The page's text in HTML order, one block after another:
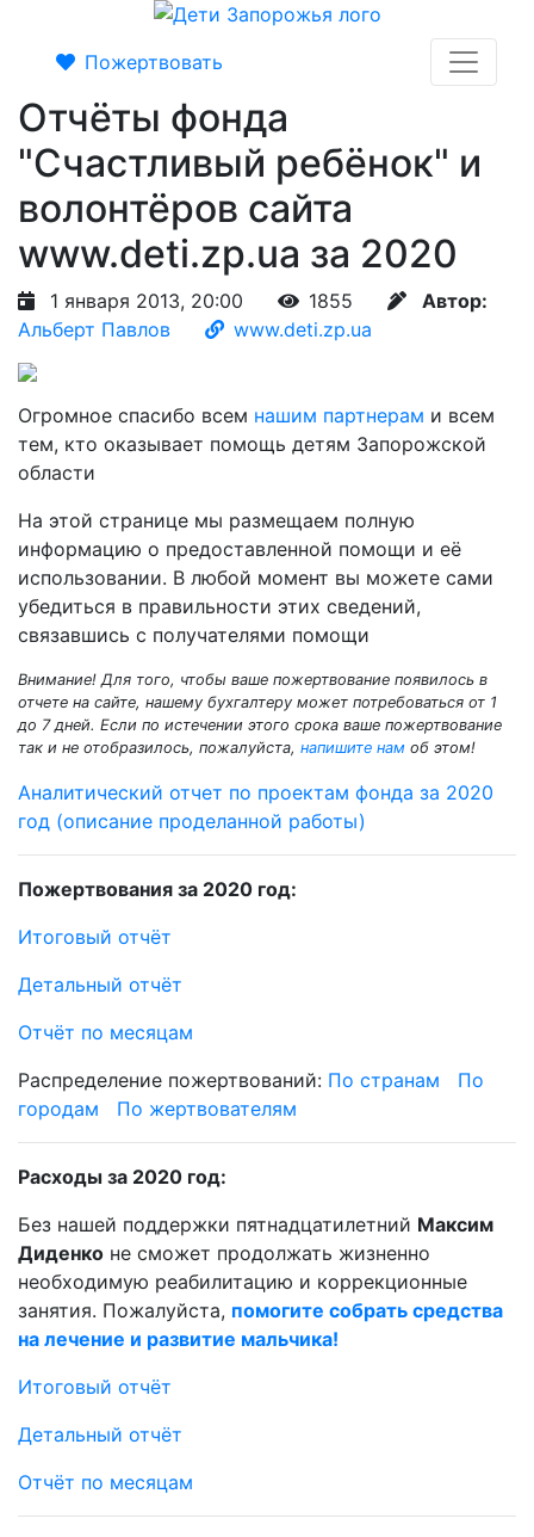
Пожертвовать
Отчёты фонда
"Счастливый ребёнок" и
волонтёров сайта
www.deti.zp.ua за 2020
1 января 2013, 20:00 1855
Автор:
Альберт Павлов
www.deti.zp.ua
Огромное спасибо всем нашим партнерам и всем
тем, кто оказывает помощь детям Запорожской
области
На этой странице мы размещаем полную
информацию о предоставленной помощи и её
использовании. В любой момент вы можете сами
убедиться в правильности этих сведений,
связавшись с получателями помощи
Внимание! Для того, чтобы ваше пожертвование появилось в
отчете на сайте, нашему бухгалтеру может потребоваться от 1
до 7 дней. Если по истечении этого срока ваше пожертвование
так и не отобразилось, пожалуйста, напишите нам об этом!
Аналитический отчет по проектам фонда за 2020
год (описание проделанной работы)
Пожертвования за 2020 год:
Итоговый отчёт
Детальный отчёт
Отчёт по месяцам
Распределение пожертвований: По странам
По
городам
По жертвователям
Расходы за 2020 год:
Без нашей поддержки пятнадцатилетний Максим
Диденко не сможет продолжать жизненно
необходимую реабилитацию и коррекционные
занятия. Пожалуйста, помогите собрать средства
на лечение и развитие мальчика!
Итоговый отчёт
Детальный отчёт
Отчёт по месяцам